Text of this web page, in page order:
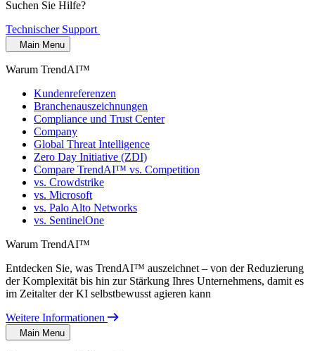
Suchen Sie Hilfe?
Technischer Support
Main Menu
Warum TrendAI™
Kundenreferenzen
Branchenauszeichnungen
Compliance und Trust Center
Company
Global Threat Intelligence
Zero Day Initiative (ZDI)
Compare TrendAI™ vs. Competition
vs. Crowdstrike
vs. Microsoft
vs. Palo Alto Networks
vs. SentinelOne
Warum TrendAI™
Entdecken Sie, was TrendAI™ auszeichnet – von der Reduzierung
der Komplexität bis hin zur Stärkung Ihres Unternehmens, damit es
im Zeitalter der KI selbstbewusst agieren kann
Weitere Informationen
Main Menu